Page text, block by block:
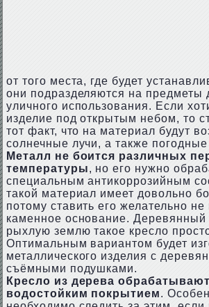
от того места, где будет
они подразделяются на предметы
уличного использования. Если
изделие под открытым небом, то
тот факт, что на материал будут
солнечные лучи, а также погодные
Металл не боится различных
температуры, но его нужно
специальным антикоррозийным
такой материал имеет довольно
потому ставить его желательно
каменное основание. Деревянный
рыхлую землю такое кресло
Оптимальным вариантом будет
металлического изделия с
съёмными подушками.
Кресло из дерева
водостойким покрытием.